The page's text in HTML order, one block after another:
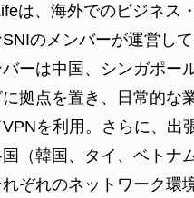
は、海外でのビジネス
のメンバーが運営し
ーは中国、シンガポー
に拠点を置き、日常的な
を利用。さらに、出
国（韓国、タイ、ベトナ
ぞれのネットワーク環